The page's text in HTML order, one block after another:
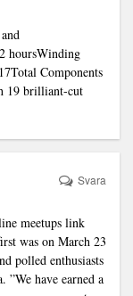
hoursWinding
Components
19 brilliant-cut
meetups link
was on March 23
polled enthusiasts
have earned a
Svara